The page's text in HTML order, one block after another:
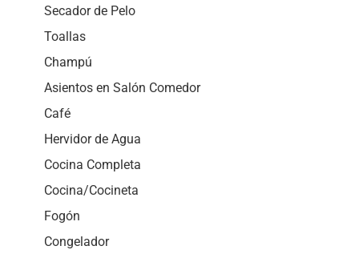
Secador de Pelo
Toallas
Champú
Asientos en Salón Comedor
Café
Hervidor de Agua
Cocina Completa
Cocina/Cocineta
Fogón
Congelador